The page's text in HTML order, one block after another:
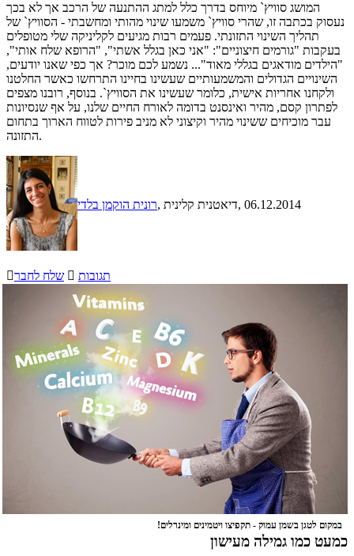
המושג סוויץ` מיוחס בדרך כלל למתג ההתנעה של הרכב אך לא בכך
נעסוק בכתבה זו, שהרי סוויץ` משמעו שינוי מהותי ומחשבתי - הסוויץ` של
תהליך השינוי התזונתי. פעמים רבות מגיעים לקליניקה שלי מטופלים
בעקבות "גורמים חיצוניים": "אני כאן בגלל אשתי", "הרופא שלח אותי",
"הילדים מודאגים בגללי מאוד"... נשמע לכם מוכר? אך כפי שאנו יודעים,
השינויים הגדולים והמשמעותיים שעשינו בחיינו התרחשו כאשר החלטנו
ולקחנו אחריות אישית, כלומר שעשינו את הסוויץ`. בנוסף, רובנו מצפים
לפתרון קסם, מהיר ואינסנט בדומה לאורח החיים שלנו, על אף שנסיונות
עבר מוכיחים ששינוי מהיר וקיצוני לא מניב פירות לטווח הארוך בתחום
התזונה.
רונית הוקמן בלדי , דיאטנית קלינית, 06.12.2014
שלח לחבר  תגובות
במקום לטגן בשמן עמוק - תקפיצו ויטמינים ומינרלים!
כמעט כמו גמילה מעישון